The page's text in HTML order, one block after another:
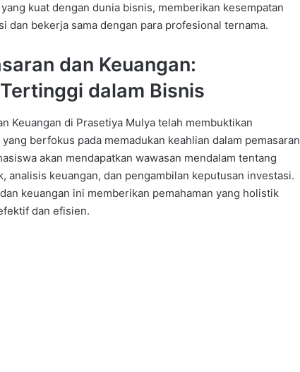
kuat dengan dunia bisnis, memberikan kesempatan
dan bekerja sama dengan para profesional ternama.
dan Keuangan:
dalam Bisnis
Keuangan di Prasetiya Mulya telah membuktikan
berfokus pada memadukan keahlian dalam pemasaran
akan mendapatkan wawasan mendalam tentang
analisis keuangan, dan pengambilan keputusan investasi.
keuangan ini memberikan pemahaman yang holistik
dan efisien.